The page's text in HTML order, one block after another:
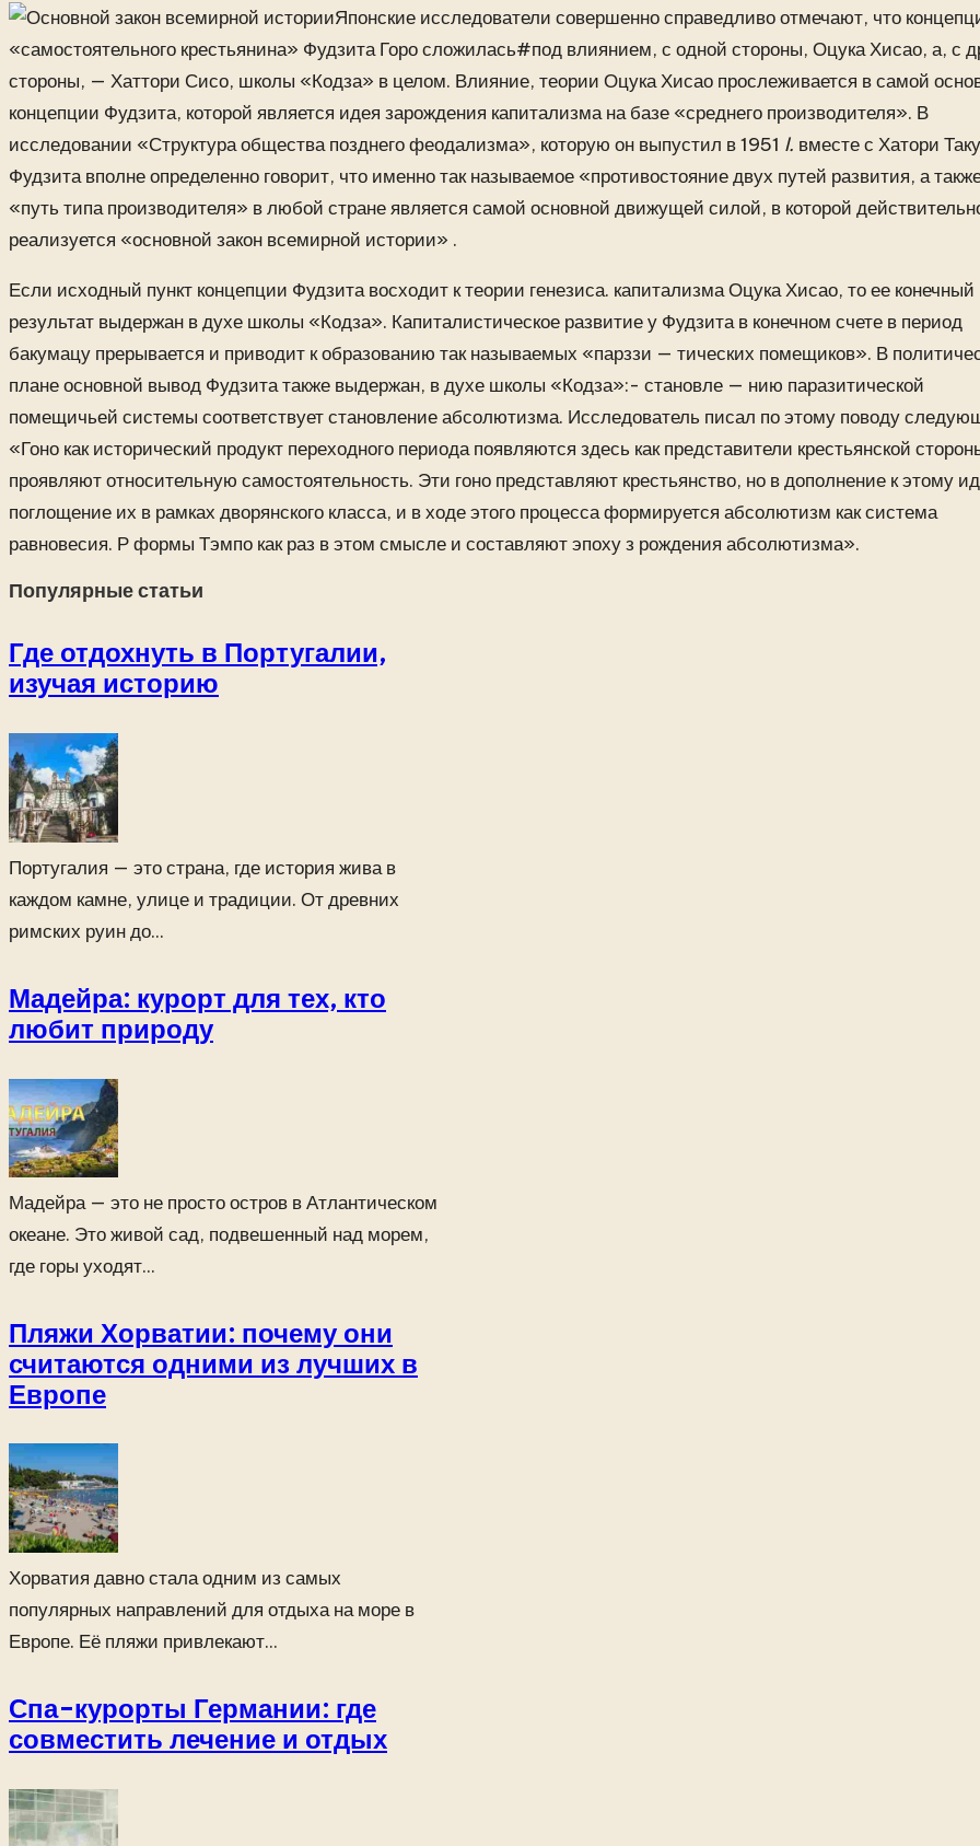
Японские исследователи совершенно справедливо отмечают, что
«самостоятельного крестьянина» Фудзита Горо сложилась#под влиянием, с одной стороны, Оцука Хисао, а, с
стороны, — Хаттори Сисо, школы «Кодза» в целом. Влияние, теории Оцука Хисао прослеживается в самой
концепции Фудзита, которой является идея зарождения капитализма на базе «среднего производителя». В
исследовании «Структура общества позднего феодализма», которую он выпустил в 1951 I. вместе с Хатори
Фудзита вполне определенно говорит, что именно так называемое «противостояние двух путей развития, а
«путь типа производителя» в любой стране является самой основной движущей силой, в которой
реализуется «основной закон всемирной истории» .
Если исходный пункт концепции Фудзита восходит к теории генезиса. капитализма Оцука Хисао, то ее конечный
результат выдержан в духе школы «Кодза». Капиталистическое развитие у Фудзита в конечном счете в период
бакумацу прерывается и приводит к образованию так называемых «парззи — тических помещиков». В
плане основной вывод Фудзита также выдержан, в духе школы «Кодза»:- становле — нию паразитической
помещичьей системы соответствует становление абсолютизма. Исследователь писал по этому поводу
«Гоно как исторический продукт переходного периода появляются здесь как представители крестьянской
проявляют относительную самостоятельность. Эти гоно представляют крестьянство, но в дополнение к этому
поглощение их в рамках дворянского класса, и в ходе этого процесса формируется абсолютизм как система
равновесия. Р формы Тэмпо как раз в этом смысле и составляют эпоху з рождения абсолютизма».
Популярные статьи
Где отдохнуть в Португалии,
изучая историю
Португалия — это страна, где история жива в
каждом камне, улице и традиции. От древних
римских руин до...
Мадейра: курорт для тех, кто
любит природу
Мадейра — это не просто остров в Атлантическом
океане. Это живой сад, подвешенный над морем,
где горы уходят...
Пляжи Хорватии: почему они
считаются одними из лучших в
Европе
Хорватия давно стала одним из самых
популярных направлений для отдыха на море в
Европе. Её пляжи привлекают...
Спа-курорты Германии: где
совместить лечение и отдых